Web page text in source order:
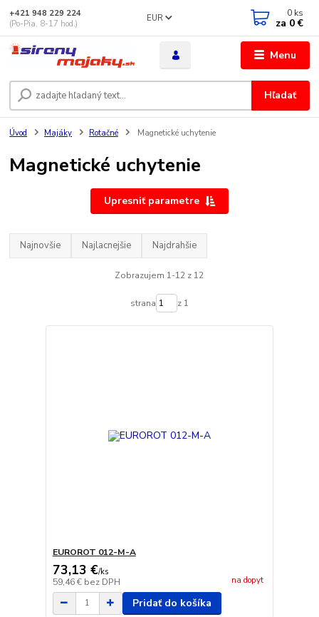
Menu
EUR
Hľadať
+421 948 229 224
(Po-Pia, 8-17 hod.)
0 ks
za 0 €
Úvod Majáky Rotačné Magnetické uchytenie
Magnetické uchytenie
Upresniť parametre
Najnovšie Najlacnejšie Najdrahšie
Zobrazujem 1-12 z 12
strana z 1
EUROROT 012-M-A
73,13 €/ks
59,46 € bez DPH na dopyt
Pridať do košíka